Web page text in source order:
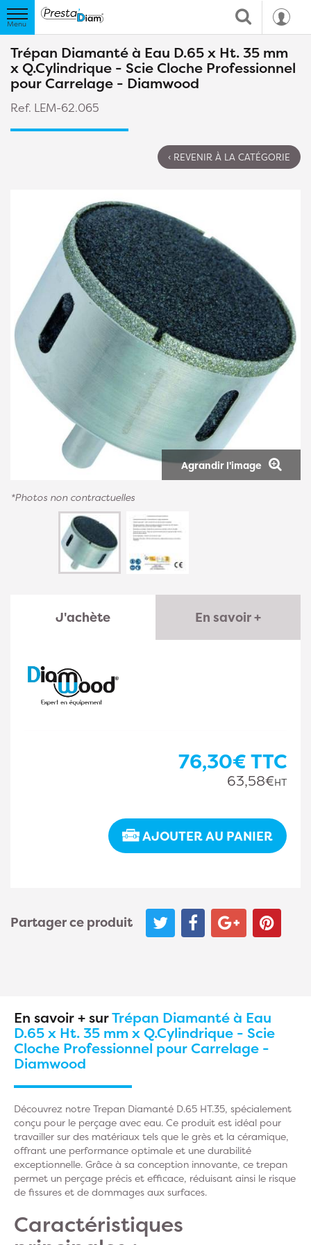
Trépan Diamanté à Eau D.65 x Ht. 35 mm
x Q.Cylindrique - Scie Cloche Professionnel
pour Carrelage - Diamwood
Ref. LEM-62.065
‹ REVENIR À LA CATÉGORIE
Agrandir l'image
*Photos non contractuelles
J'achète En savoir +
76,30€TTC
63,58€HT
AJOUTER AU PANIER
Partager ce produit
En savoir + surTrépan Diamanté à Eau
D.65 x Ht. 35 mm x Q.Cylindrique - Scie
Cloche Professionnel pour Carrelage -
Diamwood
Découvrez notre Trepan Diamanté D.65 HT.35, spécialement
conçu pour le perçage avec eau. Ce produit est idéal pour
travailler sur des matériaux tels que le grès et la céramique,
offrant une performance optimale et une durabilité
exceptionnelle. Grâce à sa conception innovante, ce trepan
permet un perçage précis et efficace, réduisant ainsi le risque
de fissures et de dommages aux surfaces.
Caractéristiques